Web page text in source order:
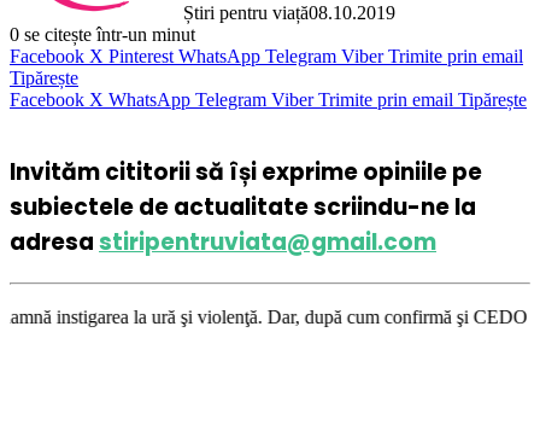
Știri pentru viață08.10.2019
0 se citește într-un minut
Facebook X Pinterest WhatsApp Telegram Viber Trimite prin email
Tipărește
Facebook X WhatsApp Telegram Viber Trimite prin email Tipărește
Invităm cititorii să își exprime opiniile pe
subiectele de actualitate scriindu-ne la
adresastiripentruviata@gmail.com
la ură şi violenţă. Dar, după cum confirmă şi CEDO în cazul